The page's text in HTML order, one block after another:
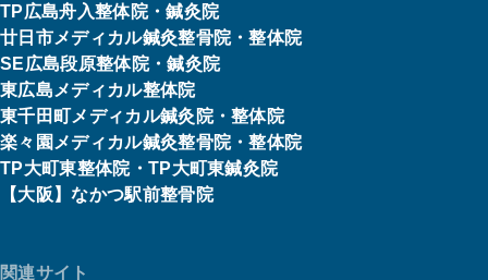
TP広島舟入整体院・鍼灸院
廿日市メディカル鍼灸整骨院・整体院
SE広島段原整体院・鍼灸院
東広島メディカル整体院
東千田町メディカル鍼灸院・整体院
楽々園メディカル鍼灸整骨院・整体院
TP大町東整体院・TP大町東鍼灸院
【大阪】なかつ駅前整骨院
関連サイト